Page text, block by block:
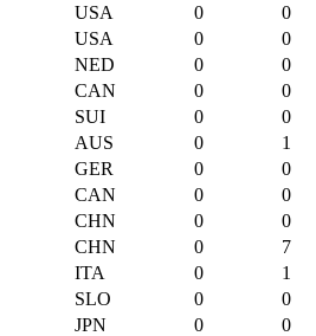
USA 0
0
USA 0
0
NED 0
0
CAN 0
0
SUI 0
0
AUS 0
1
GER 0
0
CAN 0
0
CHN 0
0
CHN 0
7
ITA 0
1
SLO 0
0
JPN 0
0